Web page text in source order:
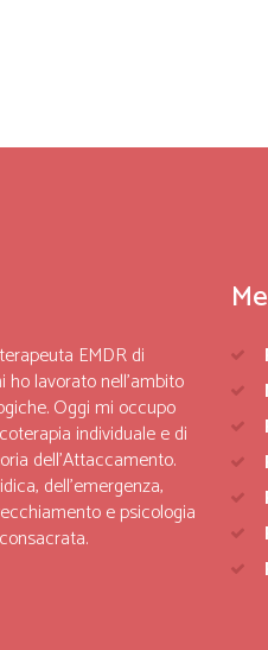
EMDR di
ho lavorato nell’ambito
Oggi mi occupo
individuale e di
dell’Attaccamento.
dell’emergenza,
e psicologia